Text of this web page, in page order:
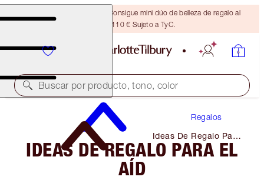
¡ÚLTIMA OPORTUNIDAD! Consigue mini dúo de belleza de regalo al
gastar 110 € Sujeto a TyC.
Buscar por producto, tono, color
Regalos
Ideas De Regalo Para
El Aíd
IDEAS DE REGALO PARA EL
AÍD